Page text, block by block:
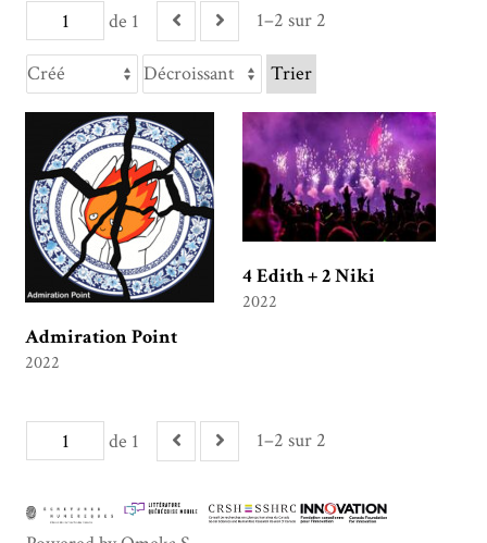
de 1 1–2 sur 2
Trier
Admiration Point
2022
4 Edith + 2 Niki
2022
de 1 1–2 sur 2